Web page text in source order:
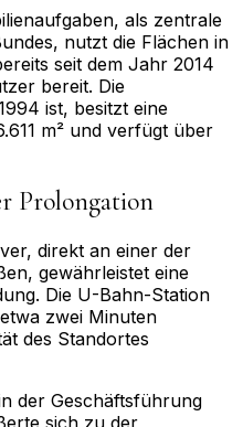
als zentrale
nutzt die Flächen in
seit dem Jahr 2014
bereit. Die
ist, besitzt eine
m² und verfügt über
Prolongation
direkt an einer der
gewährleistet eine
Die U-Bahn-Station
zwei Minuten
des Standortes
der Geschäftsführung
sich zu der